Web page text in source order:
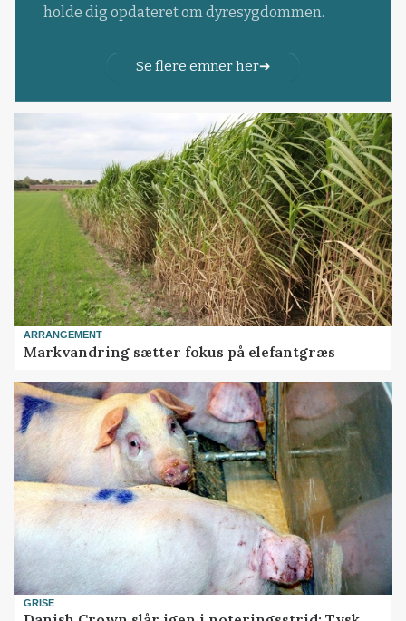
holde dig opdateret om dyresygdommen.
Se flere emner her
ARRANGEMENT
Markvandring sætter fokus på elefantgræs
GRISE